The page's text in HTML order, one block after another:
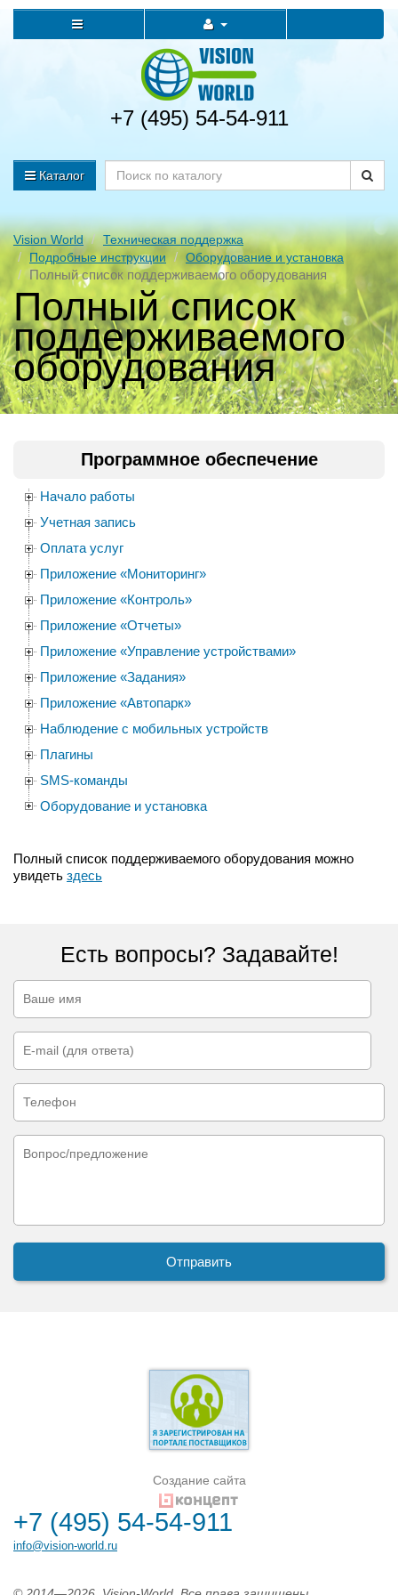
+7 (495) 54-54-911
Каталог
Vision World
Техническая поддержка
Подробные инструкции
Оборудование и установка
Полный список поддерживаемого оборудования
Полный список
поддерживаемого
оборудования
Программное обеспечение
Начало работы
Учетная запись
Оплата услуг
Приложение «Мониторинг»
Приложение «Контроль»
Приложение «Отчеты»
Приложение «Управление устройствами»
Приложение «Задания»
Приложение «Автопарк»
Наблюдение с мобильных устройств
Плагины
SMS-команды
Оборудование и установка
Полный список поддерживаемого оборудования можно
увидеть здесь
Есть вопросы? Задавайте!
Создание сайта
+7 (495) 54-54-911
info@vision-world.ru